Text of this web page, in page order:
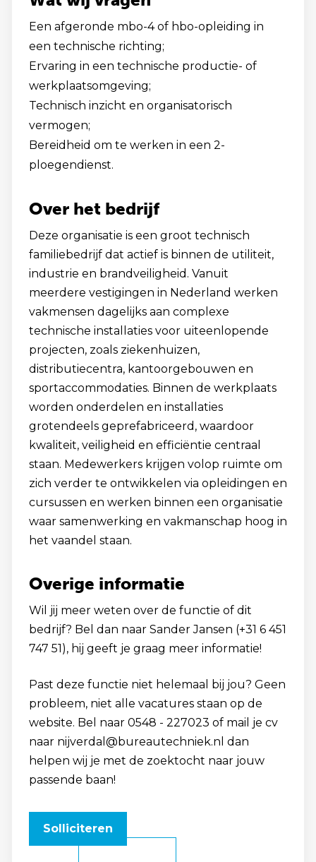
Een afgeronde mbo-4 of hbo-opleiding in
een technische richting;
Ervaring in een technische productie- of
werkplaatsomgeving;
Technisch inzicht en organisatorisch
vermogen;
Bereidheid om te werken in een 2-
ploegendienst.
Over het bedrijf
Deze organisatie is een groot technisch
familiebedrijf dat actief is binnen de utiliteit,
industrie en brandveiligheid. Vanuit
meerdere vestigingen in Nederland werken
vakmensen dagelijks aan complexe
technische installaties voor uiteenlopende
projecten, zoals ziekenhuizen,
distributiecentra, kantoorgebouwen en
sportaccommodaties. Binnen de werkplaats
worden onderdelen en installaties
grotendeels geprefabriceerd, waardoor
kwaliteit, veiligheid en efficiëntie centraal
staan. Medewerkers krijgen volop ruimte om
zich verder te ontwikkelen via opleidingen en
cursussen en werken binnen een organisatie
waar samenwerking en vakmanschap hoog in
het vaandel staan.
Overige informatie
Wil jij meer weten over de functie of dit
bedrijf? Bel dan naar Sander Jansen (+31 6 451
747 51), hij geeft je graag meer informatie!
Past deze functie niet helemaal bij jou? Geen
probleem, niet alle vacatures staan op de
website. Bel naar 0548 - 227023 of mail je cv
naar nijverdal@bureautechniek.nl dan
helpen wij je met de zoektocht naar jouw
passende baan!
Solliciteren